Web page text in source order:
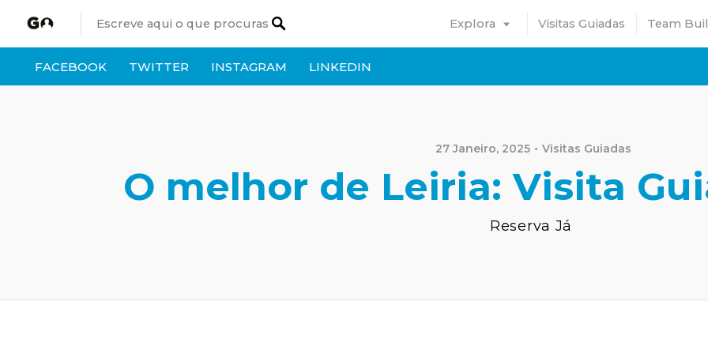
Explora Visitas Guiadas Team
FACEBOOK TWITTER INSTAGRAM LINKEDIN
27 Janeiro, 2025 Visitas Guiadas
O melhor de Leiria: Visita
Reserva Já